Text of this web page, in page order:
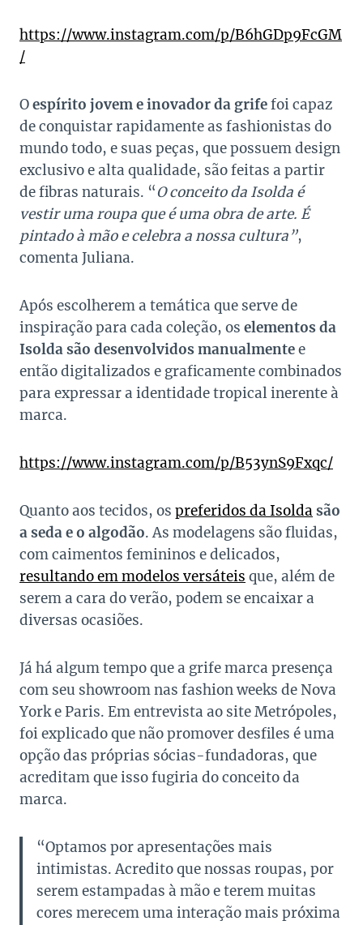
https://www.instagram.com/p/B6hGDp9FcGM
/
Oespírito jovem e inovador da grifefoi capaz
de conquistar rapidamente as fashionistas do
mundo todo, e suas peças, que possuem design
exclusivo e alta qualidade, são feitas a partir
de fibras naturais. “O conceito da Isolda é
vestir uma roupa que é uma obra de arte. É
pintado à mão e celebra a nossa cultura”,
comenta Juliana.
Após escolherem a temática que serve de
inspiração para cada coleção, os elementos da
Isolda são desenvolvidos manualmentee
então digitalizados e graficamente combinados
para expressar a identidade tropical inerente à
marca.
https://www.instagram.com/p/B53ynS9Fxqc/
Quanto aos tecidos, os preferidos da Isolda são
a seda e o algodão. As modelagens são fluidas,
com caimentos femininos e delicados,
resultando em modelos versáteis que, além de
serem a cara do verão, podem se encaixar a
diversas ocasiões.
Já há algum tempo que a grife marca presença
com seu showroom nas fashion weeks de Nova
York e Paris. Ementrevista ao site Metrópoles,
foi explicado que não promover desfiles é uma
opção das próprias sócias-fundadoras, que
acreditam que isso fugiria do conceito da
marca.
“Optamos por apresentações mais
intimistas. Acredito que nossas roupas, por
serem estampadas à mão e terem muitas
cores merecem uma interação mais próxima